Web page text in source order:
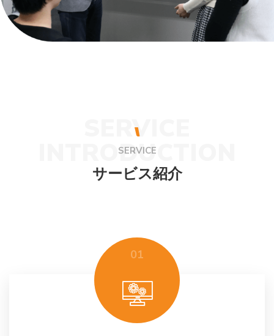
SERVICE
INTRODUCTION
SERVICE
サービス紹介
01